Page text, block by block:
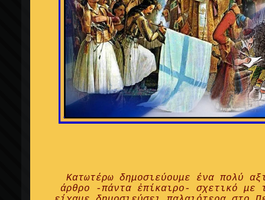
Κατωτέρω δημοσιεύουμε ένα πολύ
άρθρο -πάντα ἐπίκαιρο- σχετικό με